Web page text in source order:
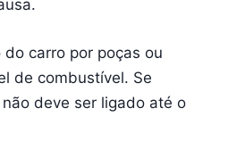
carro por poças ou
de combustível. Se
deve ser ligado até o